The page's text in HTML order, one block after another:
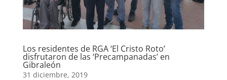
Los residentes de RGA ‘El Cristo Roto’
disfrutaron de las ‘Precampanadas’ en
Gibraleón
31 diciembre, 2019